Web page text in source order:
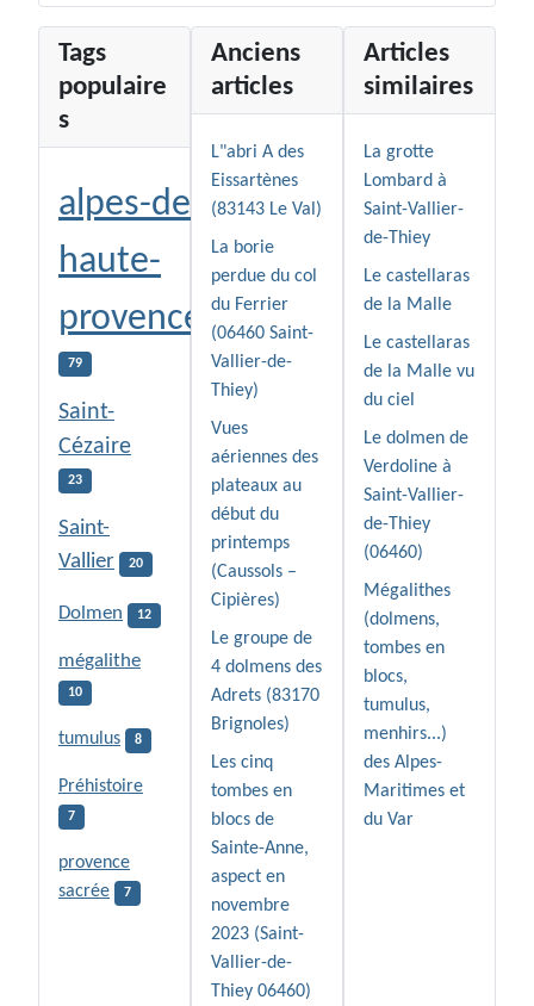
Tags
populaire
s
alpes-de-
haute-
provence
79
Saint-
Cézaire
23
Saint-
Vallier
20
Dolmen 12
mégalithe
10
tumulus 8
Préhistoire
7
provence
sacrée
7
Anciens
articles
L"abri A des
Eissartènes
(83143 Le Val)
La borie
perdue du col
du Ferrier
(06460 Saint-
Vallier-de-
Thiey)
Vues
aériennes des
plateaux au
début du
printemps
(Caussols –
Cipières)
Le groupe de
4 dolmens des
Adrets (83170
Brignoles)
Les cinq
tombes en
blocs de
Sainte-Anne,
aspect en
novembre
2023 (Saint-
Vallier-de-
Thiey 06460)
Articles
similaires
La grotte
Lombard à
Saint-Vallier-
de-Thiey
Le castellaras
de la Malle
Le castellaras
de la Malle vu
du ciel
Le dolmen de
Verdoline à
Saint-Vallier-
de-Thiey
(06460)
Mégalithes
(dolmens,
tombes en
blocs,
tumulus,
menhirs...)
des Alpes-
Maritimes et
du Var